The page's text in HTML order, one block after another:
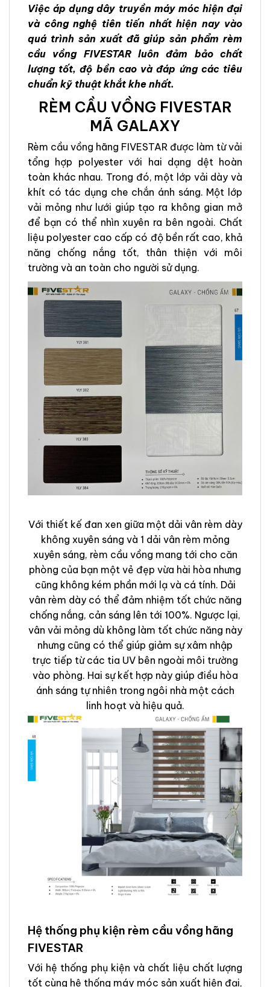
Việc áp dụng dây truyền máy móc hiện đại
và công nghệ tiên tiến nhất hiện nay vào
quá trình sản xuất đã giúp sản phẩm rèm
cầu vồng FIVESTAR luôn đảm bảo chất
lượng tốt, độ bền cao và đáp ứng các tiêu
chuẩn kỹ thuật khắt khe nhất.
RÈM CẦU VỒNG FIVESTAR
MÃ GALAXY
Rèm cầu vồng hãng FIVESTAR được làm từ vải
tổng hợp polyester với hai dạng dệt hoàn
toàn khác nhau. Trong đó, một lớp vải dày và
khít có tác dụng che chắn ánh sáng. Một lớp
vải mỏng như lưới giúp tạo ra không gian mở
để bạn có thể nhìn xuyên ra bên ngoài. Chất
liệu polyester cao cấp có độ bền rất cao, khả
năng chống nắng tốt, thân thiện với môi
trường và an toàn cho người sử dụng.
Với thiết kế đan xen giữa một dải vân rèm dày
không xuyên sáng và 1 dải vân rèm mỏng
xuyên sáng, rèm cầu vồng mang tới cho căn
phòng của bạn một vẻ đẹp vừa hài hòa nhưng
cũng không kém phần mới lạ và cá tính. Dải
vân rèm dày có thể đảm nhiệm tốt chức năng
chống nắng, cản sáng lên tới 100%. Ngược lại,
vân vải mỏng dù không làm tốt chức năng này
nhưng cũng có thể giúp giảm sự xâm nhập
trực tiếp từ các tia UV bên ngoài môi trường
vào phòng. Hai sự kết hợp này giúp điều hòa
ánh sáng tự nhiên trong ngôi nhà một cách
linh hoạt và hiệu quả.
Hệ thống phụ kiện rèm cầu vồng hãng
FIVESTAR
Với hệ thống phụ kiện và chất liệu chất lượng
tốt cùng hệ thống máy móc sản xuất hiện đại,